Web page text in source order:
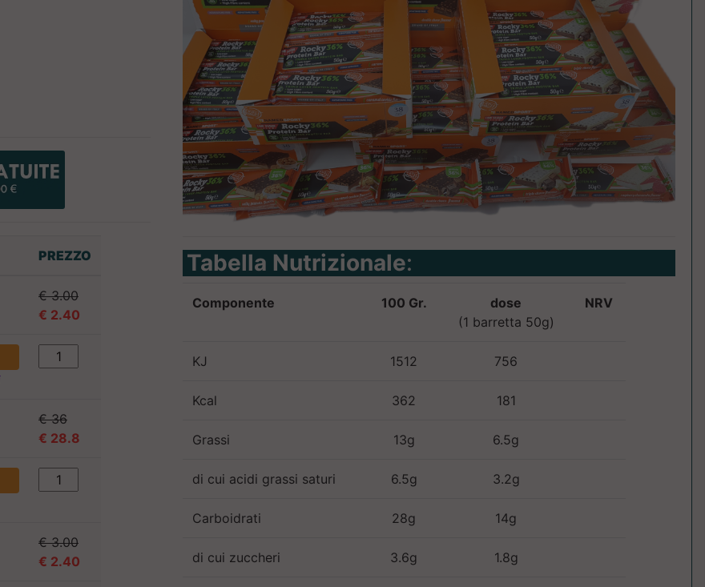
PREZZO
€ 3.00
€ 2.40
€ 36
€ 28.8
€ 3.00
€ 2.40
Tabella Nutrizionale:
Componente 100 Gr.
dose
(1 barretta 50g)
NRV
KJ 1512 756
Kcal 362 181
Grassi 13g 6.5g
di cui acidi grassi saturi 6.5g 3.2g
Carboidrati 28g 14g
di cui zuccheri 3.6g 1.8g